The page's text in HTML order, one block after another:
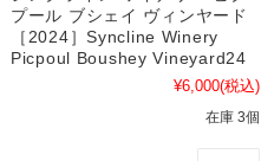
プール ブシェイ ヴィンヤード
［2024］Syncline Winery
Picpoul Boushey Vineyard24
¥6,000(税込)
在庫 3個